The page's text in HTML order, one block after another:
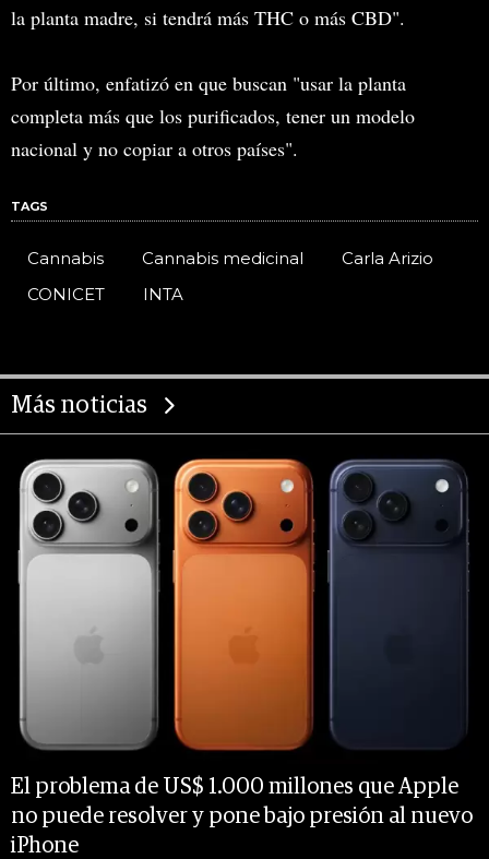
la planta madre, si tendrá más THC o más CBD".
Por último, enfatizó en que buscan "usar la planta
completa más que los purificados, tener un modelo
nacional y no copiar a otros países".
TAGS
Cannabis Cannabis medicinal
Carla Arizio
CONICET
INTA
Más noticias
El problema de US$ 1.000 millones que Apple
no puede resolver y pone bajo presión al nuevo
iPhone